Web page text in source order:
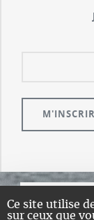
Ce site utilise
sur ceux que